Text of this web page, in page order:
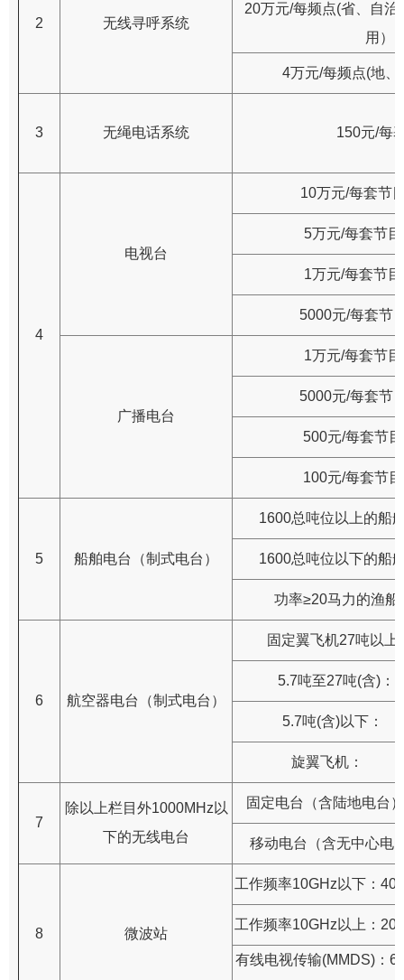
2 无线寻呼系统
20万元/每频点(省、自
用）
4万元/每频点(地、
3 无绳电话系统 150元/每
4
电视台
10万元/每套节
5万元/每套节
1万元/每套节
5000元/每套节
广播电台
1万元/每套节
5000元/每套节
500元/每套节
100元/每套节
5 船舶电台（制式电台）
1600总吨位以上的船
1600总吨位以下的船
功率≥20马力的渔船
6 航空器电台（制式电台）
固定翼飞机27吨以上
5.7吨至27吨(含)：
5.7吨(含)以下：
旋翼飞机：
7
除以上栏目外1000MHz以
下的无线电台
固定电台（含陆地电台
移动电台（含无中心电
8 微波站
工作频率10GHz以下：40
工作频率10GHz以上：20
有线电视传输(MMDS)：